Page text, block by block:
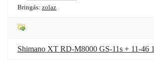
Bringás: zolaz
Shimano XT RD-M8000 GS-11s + 11-46